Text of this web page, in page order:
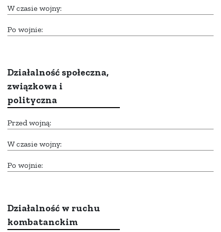
W czasie wojny:
Po wojnie:
Działalność społeczna,
związkowa i
polityczna
Przed wojną:
W czasie wojny:
Po wojnie:
Działalność w ruchu
kombatanckim